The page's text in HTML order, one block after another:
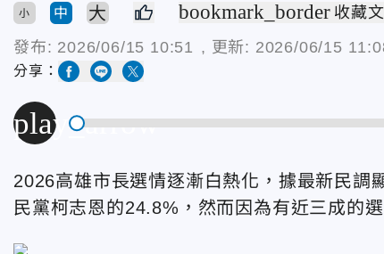
小 中 大 bookmark_border 收藏
發布: 2026/06/15 10:51 , 更新: 2026/06/15
分享：
play_arrow
2026高雄市長選情逐漸白熱化，據最新民調
民黨柯志恩的24.8%，然而因為有近三成的